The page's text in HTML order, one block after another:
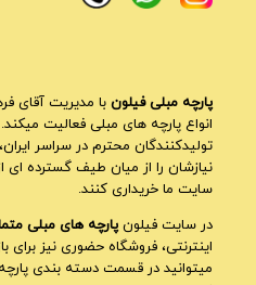
پارچه مبلی فیلون با مدیریت آقای
انواع پارچه های مبلی فعالیت
تولیدکنندگان محترم در سراسر
نیازشان را از میان طیف گسترده ای
سایت ما خریداری کنند.
در سایت فیلونپارچه های مبلی
اینترنتی، فروشگاه حضوری نیز برای
میتوانید در قسمت دسته بندی